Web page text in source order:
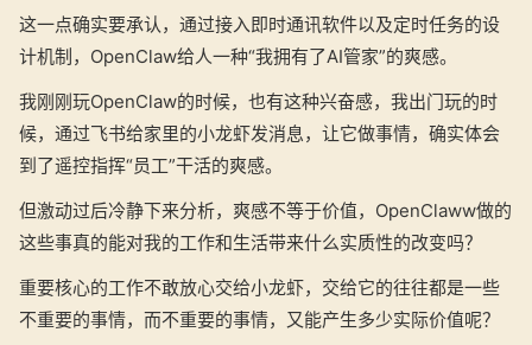
这一点确实要承认，通过接入即时通讯软件以及定时任务的设
计机制，OpenClaw给人一种“我拥有了AI管家”的爽感。
我刚刚玩OpenClaw的时候，也有这种兴奋感，我出门玩的时
候，通过飞书给家里的小龙虾发消息，让它做事情，确实体会
到了遥控指挥“员工”干活的爽感。
但激动过后冷静下来分析，爽感不等于价值，OpenClaww做的
这些事真的能对我的工作和生活带来什么实质性的改变吗？
重要核心的工作不敢放心交给小龙虾，交给它的往往都是一些
不重要的事情，而不重要的事情，又能产生多少实际价值呢？